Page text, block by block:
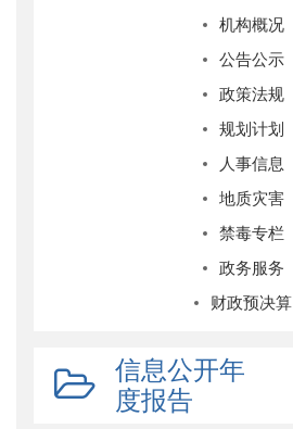
机构概况
公告公示
政策法规
规划计划
人事信息
地质灾害
禁毒专栏
政务服务
财政预决算
信息公开年
度报告